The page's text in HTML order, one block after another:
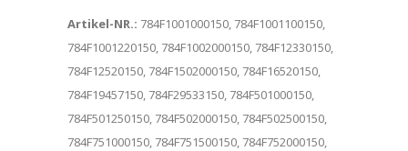
Artikel-NR.: 784F1001000150, 784F1001100150,
784F1001220150, 784F1002000150, 784F12330150,
784F12520150, 784F1502000150, 784F16520150,
784F19457150, 784F29533150, 784F501000150,
784F501250150, 784F502000150, 784F502500150,
784F751000150, 784F751500150, 784F752000150,